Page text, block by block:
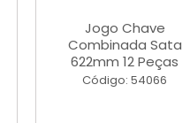
Jogo Chave
Combinada Sata
622mm 12 Peças
Código: 54066